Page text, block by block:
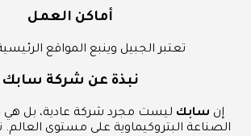
أماكن العمل
تعتبر الجبيل وينبع المواقع
نبذة عن شركة سابك
إن سابك ليست مجرد شركة عادية، بل هي
الصناعة البتروكيماوية على مستوى